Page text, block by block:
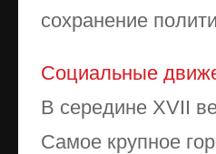
сохранение
Социальные
В середине XVII
Самое крупное